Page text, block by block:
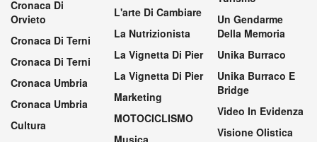
Cronaca Di
Orvieto
Cronaca Di Terni
Cronaca Di Terni
Cronaca Umbria
Cronaca Umbria
Cultura
L'arte Di Cambiare
La Nutrizionista
La Vignetta Di Pier
La Vignetta Di Pier
Marketing
MOTOCICLISMO
Musica
Un Gendarme
Della Memoria
Unika Burraco
Unika Burraco E
Bridge
Video In Evidenza
Visione Olistica